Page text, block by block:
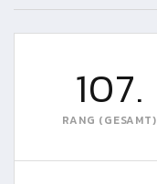
107.
RANG (GESAMT)